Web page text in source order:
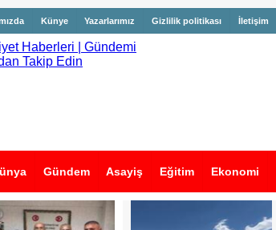
Künye Yazarlarımız Gizlilik politikası İletişim
Gündem Asayiş Eğitim Ekonomi
İlanları